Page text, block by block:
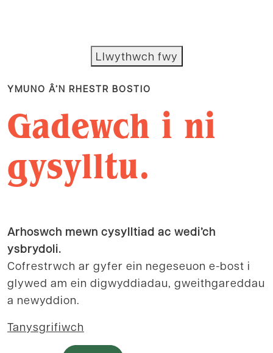
Llwythwch fwy
YMUNO Â’N RHESTR BOSTIO
Gadewch i ni
gysylltu.
Arhoswch mewn cysylltiad ac wedi’ch
ysbrydoli.
Cofrestrwch ar gyfer ein negeseuon e-bost i
glywed am ein digwyddiadau, gweithgareddau
a newyddion.
Tanysgrifiwch